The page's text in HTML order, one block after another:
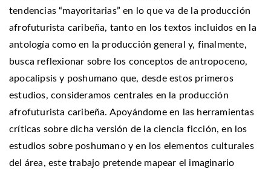
tendencias “mayoritarias” en lo que va de la producción
afrofuturista caribeña, tanto en los textos incluidos en la
antología como en la producción general y, finalmente,
busca reflexionar sobre los conceptos de antropoceno,
apocalipsis y poshumano que, desde estos primeros
estudios, consideramos centrales en la producción
afrofuturista caribeña. Apoyándome en las herramientas
críticas sobre dicha versión de la ciencia ficción, en los
estudios sobre poshumano y en los elementos culturales
del área, este trabajo pretende mapear el imaginario